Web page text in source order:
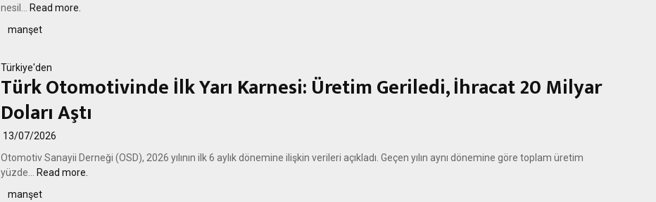
nesil...
Read more.
manşet
Türkiye'den
Türk Otomotivinde İlk Yarı Karnesi: Üretim Geriledi, İhracat 20 Milyar
Doları Aştı
13/07/2026
Otomotiv Sanayii Derneği (OSD), 2026 yılının ilk 6 aylık dönemine ilişkin verileri açıkladı. Geçen yılın aynı dönemine göre toplam üretim
yüzde...
Read more.
manşet